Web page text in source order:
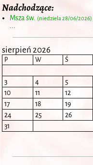
Nadchodzące:
Msza św. (niedziela 28/06/2026)
...
sierpień 2026
P W Ś
3
4 5
10
11 12
17
18 19
24
25 26
31